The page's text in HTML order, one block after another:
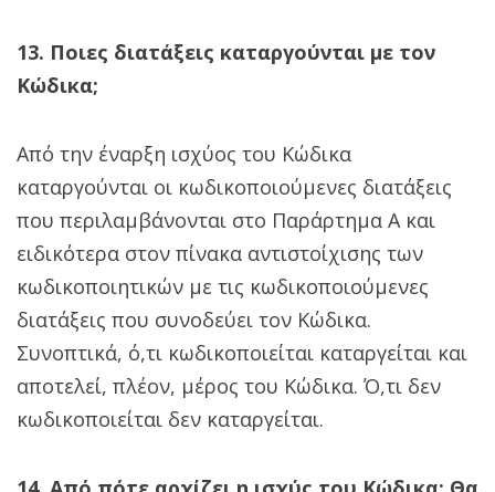
13. Ποιες διατάξεις καταργούνται με τον
Κώδικα;
Από την έναρξη ισχύος του Κώδικα
καταργούνται οι κωδικοποιούμενες διατάξεις
που περιλαμβάνονται στο Παράρτημα Α και
ειδικότερα στον πίνακα αντιστοίχισης των
κωδικοποιητικών με τις κωδικοποιούμενες
διατάξεις που συνοδεύει τον Κώδικα.
Συνοπτικά, ό,τι κωδικοποιείται καταργείται και
αποτελεί, πλέον, μέρος του Κώδικα. Ό,τι δεν
κωδικοποιείται δεν καταργείται.